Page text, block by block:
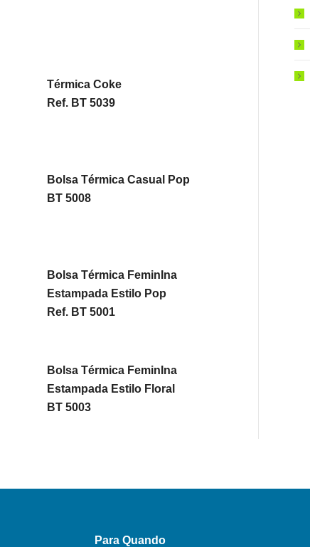
Térmica Coke
Ref. BT 5039
Bolsa Térmica Casual Pop
BT 5008
Bolsa Térmica FeminIna
Estampada Estilo Pop
Ref. BT 5001
Bolsa Térmica FeminIna
Estampada Estilo Floral
BT 5003
Para Quando